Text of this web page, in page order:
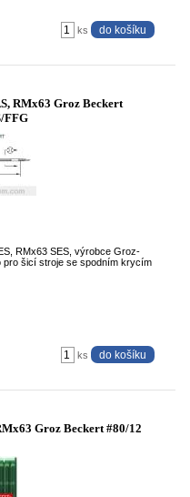
ks
RMx63 Groz Beckert
FFG
RMx63 SES, výrobce Groz-
pro šicí stroje se spodním krycím
ks
Groz Beckert #80/12